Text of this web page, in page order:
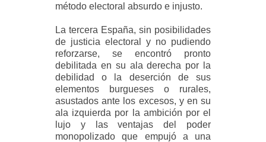
método electoral absurdo e injusto.
La tercera España, sin posibilidades
de justicia electoral y no pudiendo
reforzarse, se encontró pronto
debilitada en su ala derecha por la
debilidad o la deserción de sus
elementos burgueses o rurales,
asustados ante los excesos, y en su
ala izquierda por la ambición por el
lujo y las ventajas del poder
monopolizado que empujó a una